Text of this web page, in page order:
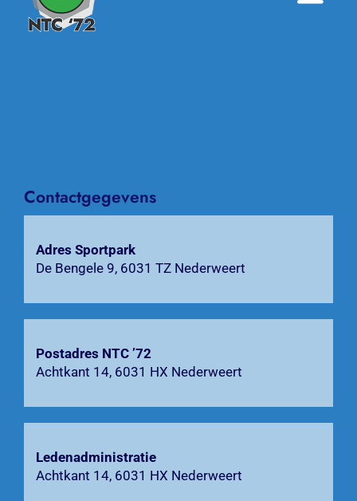
Toggle
Activiteiten
Bardienst
Contact
Zoeken
naar:
Contactgegevens
Adres Sportpark
De Bengele 9, 6031 TZ Nederweert
Postadres NTC ’72
Achtkant 14, 6031 HX Nederweert
Ledenadministratie
Achtkant 14, 6031 HX Nederweert